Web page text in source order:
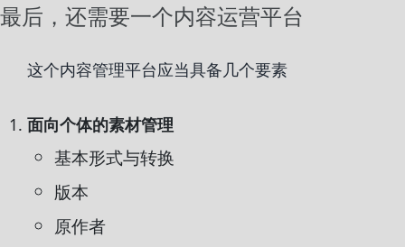
最后，还需要一个内容运营平台
这个内容管理平台应当具备几个要素
面向个体的素材管理
基本形式与转换
版本
原作者